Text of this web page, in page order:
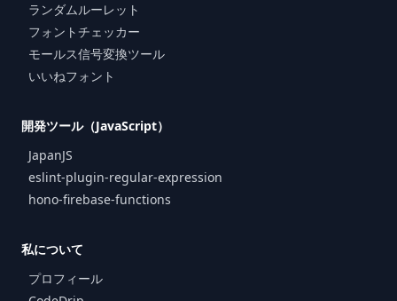
ランダムルーレット
フォントチェッカー
モールス信号変換ツール
いいねフォント
開発ツール（JavaScript）
JapanJS
eslint-plugin-regular-expression
hono-firebase-functions
私について
プロフィール